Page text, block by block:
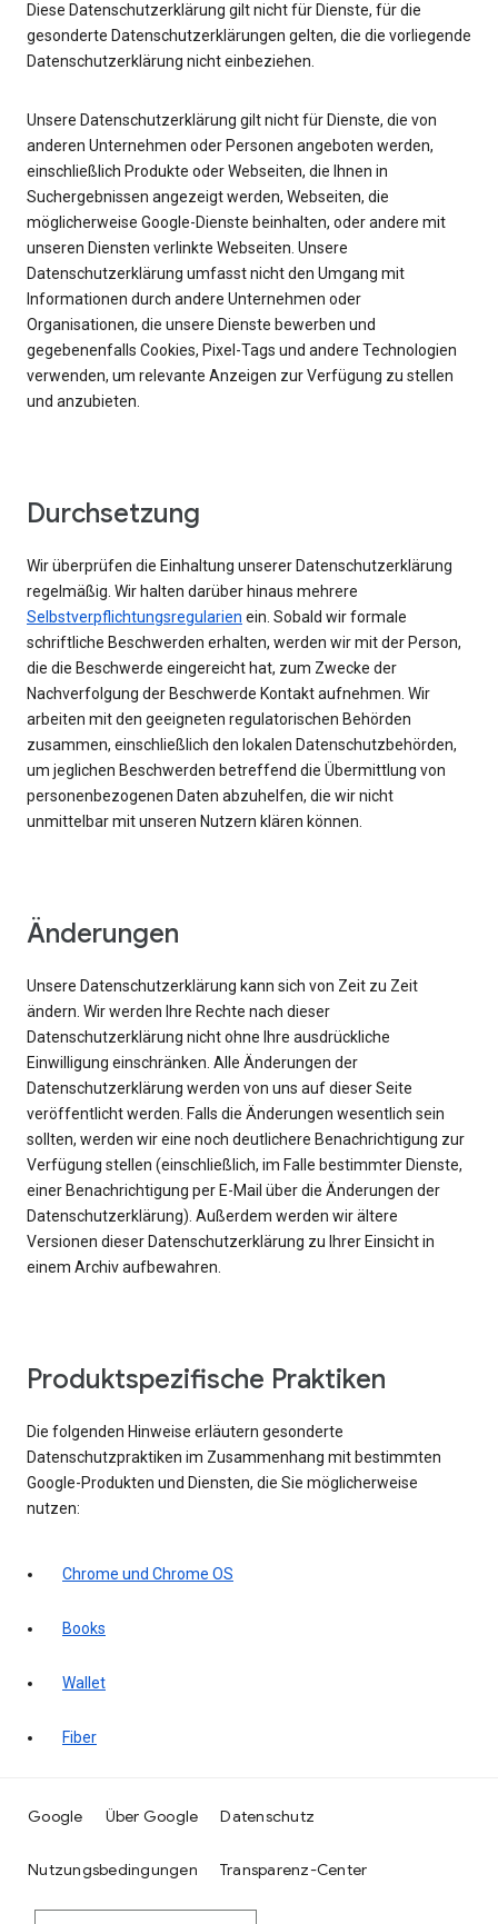
Diese Datenschutzerklärung gilt nicht für Dienste, für die
gesonderte Datenschutzerklärungen gelten, die die vorliegende
Datenschutzerklärung nicht einbeziehen.
Unsere Datenschutzerklärung gilt nicht für Dienste, die von
anderen Unternehmen oder Personen angeboten werden,
einschließlich Produkte oder Webseiten, die Ihnen in
Suchergebnissen angezeigt werden, Webseiten, die
möglicherweise Google-Dienste beinhalten, oder andere mit
unseren Diensten verlinkte Webseiten. Unsere
Datenschutzerklärung umfasst nicht den Umgang mit
Informationen durch andere Unternehmen oder
Organisationen, die unsere Dienste bewerben und
gegebenenfalls Cookies, Pixel-Tags und andere Technologien
verwenden, um relevante Anzeigen zur Verfügung zu stellen
und anzubieten.
Durchsetzung
Wir überprüfen die Einhaltung unserer Datenschutzerklärung
regelmäßig. Wir halten darüber hinaus mehrere
Selbstverpflichtungsregularien ein. Sobald wir formale
schriftliche Beschwerden erhalten, werden wir mit der Person,
die die Beschwerde eingereicht hat, zum Zwecke der
Nachverfolgung der Beschwerde Kontakt aufnehmen. Wir
arbeiten mit den geeigneten regulatorischen Behörden
zusammen, einschließlich den lokalen Datenschutzbehörden,
um jeglichen Beschwerden betreffend die Übermittlung von
personenbezogenen Daten abzuhelfen, die wir nicht
unmittelbar mit unseren Nutzern klären können.
Änderungen
Unsere Datenschutzerklärung kann sich von Zeit zu Zeit
ändern. Wir werden Ihre Rechte nach dieser
Datenschutzerklärung nicht ohne Ihre ausdrückliche
Einwilligung einschränken. Alle Änderungen der
Datenschutzerklärung werden von uns auf dieser Seite
veröffentlicht werden. Falls die Änderungen wesentlich sein
sollten, werden wir eine noch deutlichere Benachrichtigung zur
Verfügung stellen (einschließlich, im Falle bestimmter Dienste,
einer Benachrichtigung per E-Mail über die Änderungen der
Datenschutzerklärung). Außerdem werden wir ältere
Versionen dieser Datenschutzerklärung zu Ihrer Einsicht in
einem Archiv aufbewahren.
Produktspezifische Praktiken
Die folgenden Hinweise erläutern gesonderte
Datenschutzpraktiken im Zusammenhang mit bestimmten
Google-Produkten und Diensten, die Sie möglicherweise
nutzen:
Chrome und Chrome OS
Books
Wallet
Fiber
Google Über Google Datenschutz
Nutzungsbedingungen Transparenz-Center